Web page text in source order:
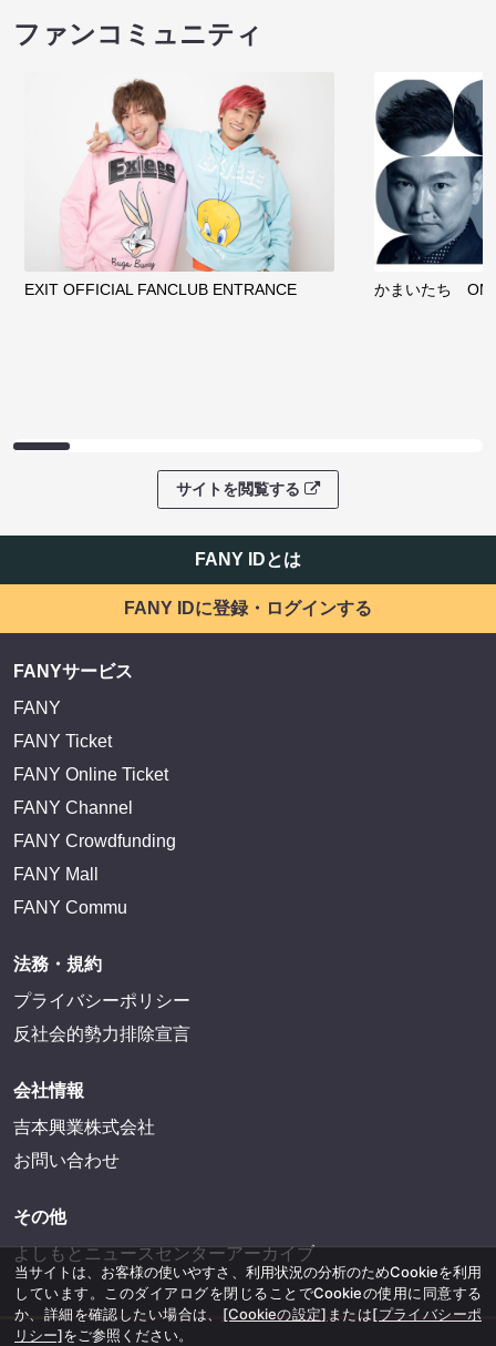
ファンコミュニティ
EXIT OFFICIAL FANCLUB ENTRANCE かまいたち
サイトを閲覧する
FANY IDとは
FANY IDに登録・ログインする
FANYサービス
FANY
FANY Ticket
FANY Online Ticket
FANY Channel
FANY Crowdfunding
FANY Mall
FANY Commu
法務・規約
プライバシーポリシー
反社会的勢力排除宣言
会社情報
吉本興業株式会社
お問い合わせ
その他
よしもとニュースセンターアーカイブ
当サイトは、お客様の使いやすさ、利用状況の分析のためCookieを利用
しています。このダイアログを閉じることでCookieの使用に同意する
か、詳細を確認したい場合は、 [Cookieの設定] または[プライバシーポ
リシー]をご参照ください。